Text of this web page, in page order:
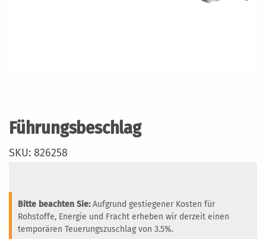
Führungsbeschlag
SKU: 826258
Bitte beachten Sie:Aufgrund gestiegener Kosten für
Rohstoffe, Energie und Fracht erheben wir derzeit einen
temporären Teuerungszuschlag von 3.5%.
Bildergalerie